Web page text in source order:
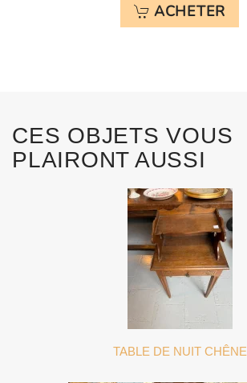
ACHETER
CES OBJETS VOUS
PLAIRONT AUSSI
TABLE DE NUIT CHÊNE